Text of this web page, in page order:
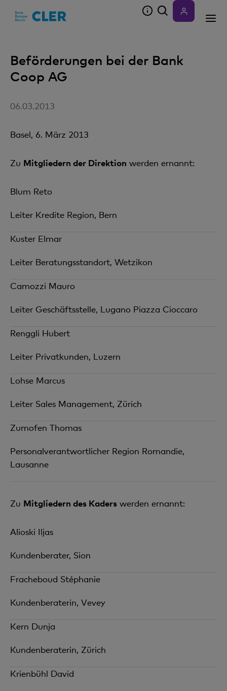
Beförderungen bei der Bank
Coop AG
06.03.2013
Basel, 6. März 2013
Zu Mitgliedern der Direktion werden ernannt:
Blum Reto
Leiter Kredite Region, Bern
Kuster Elmar
Leiter Beratungsstandort, Wetzikon
Camozzi Mauro
Leiter Geschäftsstelle, Lugano Piazza Cioccaro
Renggli Hubert
Leiter Privatkunden, Luzern
Lohse Marcus
Leiter Sales Management, Zürich
Zumofen Thomas
Personalverantwortlicher Region Romandie,
Lausanne
Zu Mitgliedern des Kaders werden ernannt:
Alioski Iljas
Kundenberater, Sion
Fracheboud Stéphanie
Kundenberaterin, Vevey
Kern Dunja
Kundenberaterin, Zürich
Krienbühl David